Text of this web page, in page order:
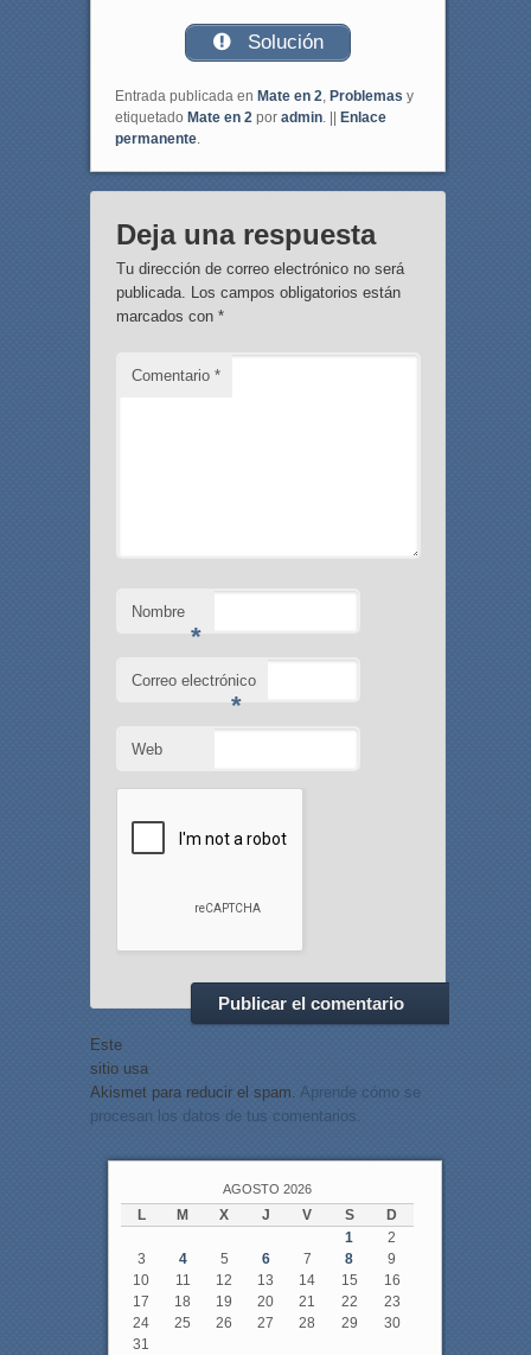
Solución
Entrada publicada en Mate en 2, Problemas y
etiquetado Mate en 2por admin. ||
Enlace
permanente.
Deja una respuesta
Tu dirección de correo electrónico no será
publicada. Los campos obligatorios están
marcados con *
Comentario *
Nombre
*
Correo electrónico
*
Web
Este
sitio usa
Akismet para reducir el spam. Aprende cómo se
procesan los datos de tus comentarios.
AGOSTO 2026
L M X J V S
D
1
2
3
4 5 6 7 8
9
10
11 12 13 14 15
16
17
18 19 20 21 22
23
24
25 26 27 28 29
30
31